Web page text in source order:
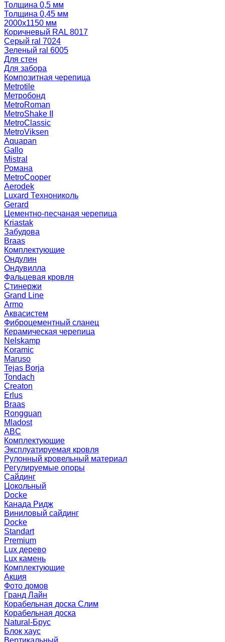
Толщина 0,5 мм
Толщина 0,45 мм
2000х1150 мм
Коричневый RAL 8017
Серый ral 7024
Зеленый ral 6005
Для стен
Для забора
Композитная черепица
Metrotile
Метробонд
MetroRoman
MetroShake II
MetroClassic
MetroViksen
Aquapan
Gallo
Mistral
Романа
MetroCooper
Aerodek
Luxard Технониколь
Gerard
Цементно-песчаная черепица
Kriastak
Забудова
Braas
Комплектующие
Ондулин
Ондувилла
Фальцевая кровля
Стинержи
Grand Line
Armo
Аквасистем
Фиброцементный сланец
Керамическая черепица
Nelskamp
Koramic
Maruso
Tejas Borja
Tondach
Creaton
Erlus
Braas
Rongguan
Mladost
ABC
Комплектующие
Эксплуатируемая кровля
Рулонный кровельный материал
Регулируемые опоры
Сайдинг
Цокольный
Docke
Канада Ридж
Виниловый сайдинг
Docke
Standart
Premium
Lux дерево
Lux камень
Комплектующие
Акция
Фото домов
Гранд Лайн
Корабельная доска Слим
Корабельная доска
Natural-Брус
Блок хаус
Вертикальный